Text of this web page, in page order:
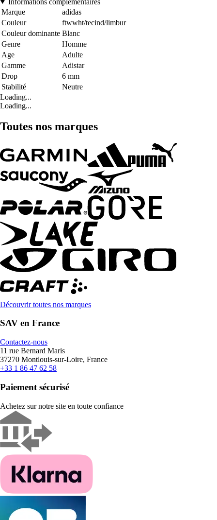
Marque
adidas
Couleur
ftwwht/tecind/limbur
Couleur dominante Blanc
Genre
Homme
Age
Adulte
Gamme
Adistar
Drop
6 mm
Stabilité
Neutre
Loading...
Loading...
Toutes nos marques
Découvrir toutes nos marques
SAV en France
Contactez-nous
11 rue Bernard Maris
37270 Montlouis-sur-Loire, France
+33 1 86 47 62 58
Paiement sécurisé
Achetez sur notre site en toute confiance